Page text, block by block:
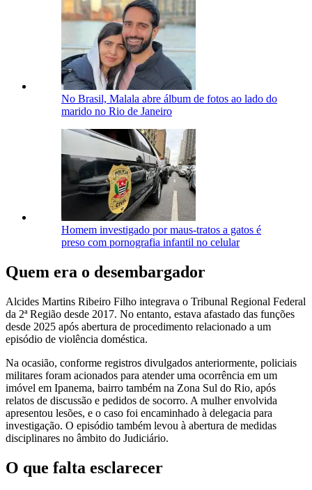
No Brasil, Malala abre álbum de fotos ao lado do
marido no Rio de Janeiro
Homem investigado por maus-tratos a gatos é
preso com pornografia infantil no celular
Quem era o desembargador
Alcides Martins Ribeiro Filho integrava o Tribunal Regional Federal
da 2ª Região desde 2017. No entanto, estava afastado das funções
desde 2025 após abertura de procedimento relacionado a um
episódio de violência doméstica.
Na ocasião, conforme registros divulgados anteriormente, policiais
militares foram acionados para atender uma ocorrência em um
imóvel em Ipanema, bairro também na Zona Sul do Rio, após
relatos de discussão e pedidos de socorro. A mulher envolvida
apresentou lesões, e o caso foi encaminhado à delegacia para
investigação. O episódio também levou à abertura de medidas
disciplinares no âmbito do Judiciário.
O que falta esclarecer